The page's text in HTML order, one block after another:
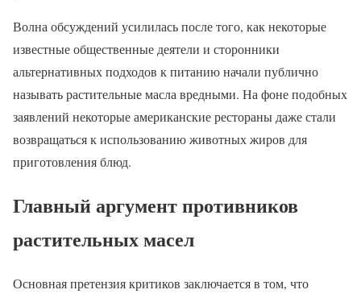
Волна обсуждений усилилась после того, как некоторые
известные общественные деятели и сторонники
альтернативных подходов к питанию начали публично
называть растительные масла вредными. На фоне подобных
заявлений некоторые американские рестораны даже стали
возвращаться к использованию животных жиров для
приготовления блюд.
Главный аргумент противников
растительных масел
Основная претензия критиков заключается в том, что